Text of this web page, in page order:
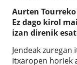
Aurten
Ez dago kirol
izan direnik
Jendeak
itxaropen horiek